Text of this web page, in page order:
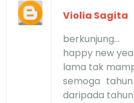
Violia Sagita
berkunjung...
happy new
lama tak
semoga
daripada